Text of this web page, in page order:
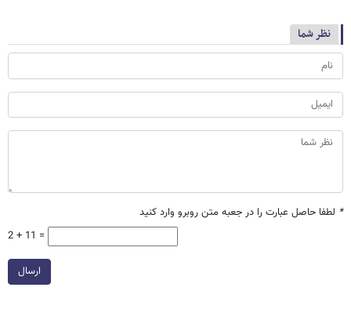
نظر شما
* لطفا حاصل عبارت را در جعبه متن روبرو وارد کنید
2 + 11 =
ارسال